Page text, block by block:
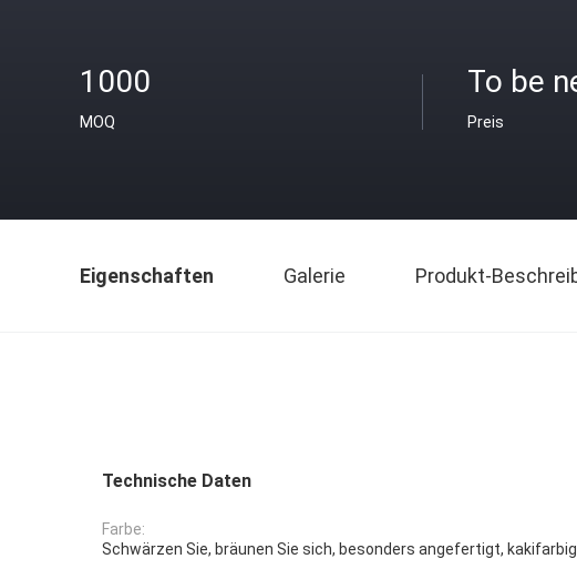
1000
MOQ
To be
Preis
Eigenschaften Galerie Produkt-
Technische Daten
Farbe:
Schwärzen Sie, bräunen Sie sich, besonders angefertigt,